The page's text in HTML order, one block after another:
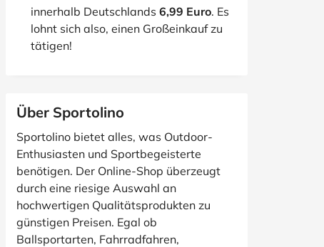
innerhalb Deutschlands 6,99 Euro. Es
lohnt sich also, einen Großeinkauf zu
tätigen!
Über Sportolino
Sportolino bietet alles, was Outdoor-
Enthusiasten und Sportbegeisterte
benötigen. Der Online-Shop überzeugt
durch eine riesige Auswahl an
hochwertigen Qualitätsprodukten zu
günstigen Preisen. Egal ob
Ballsportarten, Fahrradfahren,